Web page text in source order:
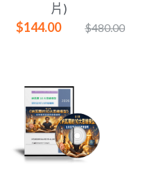
片)
$144.00
$480.00